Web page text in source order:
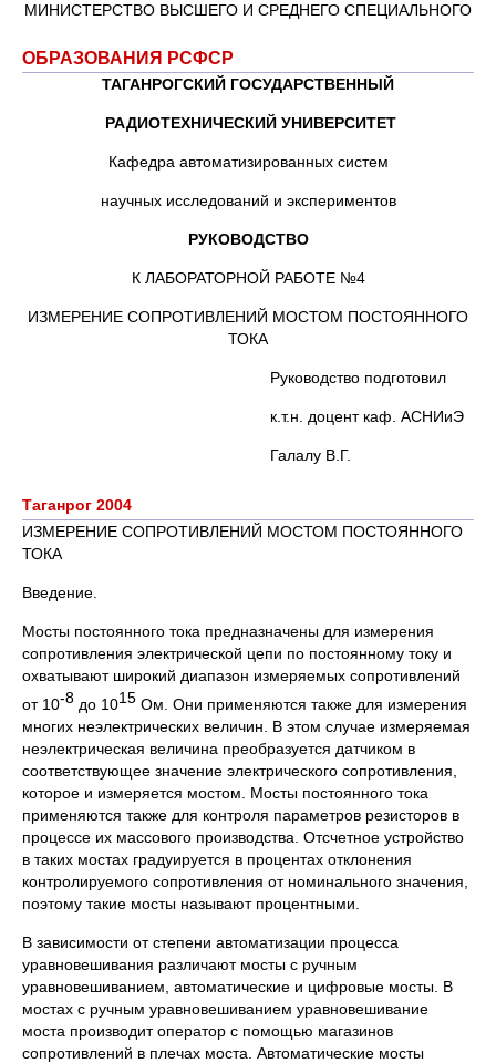
МИНИСТЕРСТВО ВЫСШЕГО И СРЕДНЕГО СПЕЦИАЛЬНОГО
ОБРАЗОВАНИЯ РСФСР
ТАГАНРОГСКИЙ ГОСУДАРСТВЕННЫЙ
РАДИОТЕХНИЧЕСКИЙ УНИВЕРСИТЕТ
Кафедра автоматизированных систем
научных исследований и экспериментов
РУКОВОДСТВО
К ЛАБОРАТОРНОЙ РАБОТЕ №4
ИЗМЕРЕНИЕ СОПРОТИВЛЕНИЙ МОСТОМ ПОСТОЯННОГО
ТОКА
Руководство подготовил
к.т.н. доцент каф. АСНИиЭ
Галалу В.Г.
Таганрог 2004
ИЗМЕРЕНИЕ СОПРОТИВЛЕНИЙ МОСТОМ ПОСТОЯННОГО
ТОКА
Введение.
Мосты постоянного тока предназначены для измерения
сопротивления электрической цепи по постоянному току и
охватывают широкий диапазон измеряемых сопротивлений
от 10-8 до 1015 Ом. Они применяются также для измерения
многих неэлектрических величин. В этом случае измеряемая
неэлектрическая величина преобразуется датчиком в
соответствующее значение электрического сопротивления,
которое и измеряется мостом. Мосты постоянного тока
применяются также для контроля параметров резисторов в
процессе их массового производства. Отсчетное устройство
в таких мостах градуируется в процентах отклонения
контролируемого сопротивления от номинального значения,
поэтому такие мосты называют процентными.
В зависимости от степени автоматизации процесса
уравновешивания различают мосты с ручным
уравновешиванием, автоматические и цифровые мосты. В
мостах с ручным уравновешиванием уравновешивание
моста производит оператор с помощью магазинов
сопротивлений в плечах моста. Автоматические мосты